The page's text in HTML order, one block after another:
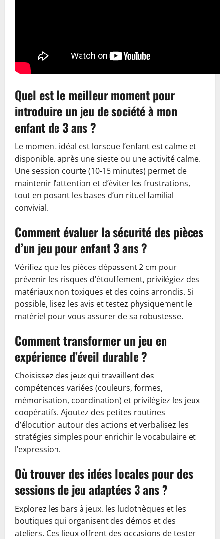
Quel est le meilleur moment pour
introduire un jeu de société à mon
enfant de 3 ans ?
Le moment idéal est lorsque l’enfant est calme et
disponible, après une sieste ou une activité calme.
Une session courte (10-15 minutes) permet de
maintenir l’attention et d’éviter les frustrations,
tout en posant les bases d’un rituel familial
convivial.
Comment évaluer la sécurité des pièces
d’un jeu pour enfant 3 ans ?
Vérifiez que les pièces dépassent 2 cm pour
prévenir les risques d’étouffement, privilégiez des
matériaux non toxiques et des coins arrondis. Si
possible, lisez les avis et testez physiquement le
matériel pour vous assurer de sa robustesse.
Comment transformer un jeu en
expérience d’éveil durable ?
Choisissez des jeux qui travaillent des
compétences variées (couleurs, formes,
mémorisation, coordination) et privilégiez les jeux
coopératifs. Ajoutez des petites routines
d’élocution autour des actions et verbalisez les
stratégies simples pour enrichir le vocabulaire et
l’expression.
Où trouver des idées locales pour des
sessions de jeu adaptées 3 ans ?
Explorez les bars à jeux, les ludothèques et les
boutiques qui organisent des démos et des
ateliers. Ces lieux offrent des occasions de tester